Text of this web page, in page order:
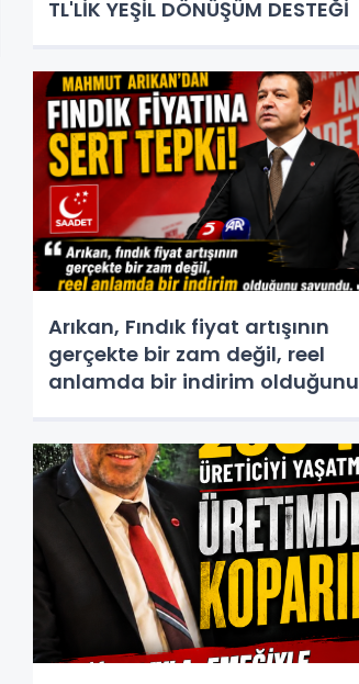
TL'LİK YEŞİL DÖNÜŞÜM DESTEĞİ
Arıkan, Fındık fiyat artışının
gerçekte bir zam değil, reel
anlamda bir indirim olduğunu